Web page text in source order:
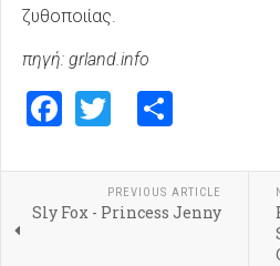
ζυθοποιίας.
πηγή: grland.info
Facebook
Twitter
PREVIOUS ARTICLE
Sly Fox - Princess Jenny